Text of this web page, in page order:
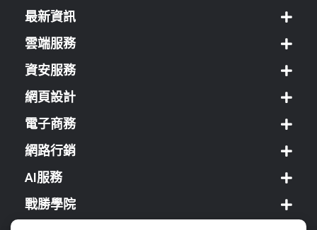
最新資訊
雲端服務
資安服務
網頁設計
電子商務
網路行銷
AI服務
戰勝學院